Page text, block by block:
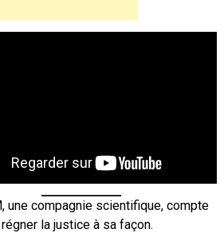
une compagnie scientifique, compte
la justice à sa façon.